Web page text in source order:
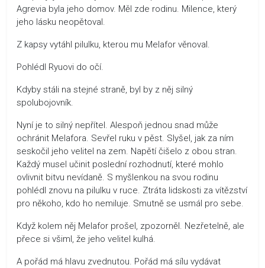
Agrevia byla jeho domov. Měl zde rodinu. Milence, který
jeho lásku neopětoval.
Z kapsy vytáhl pilulku, kterou mu Melafor věnoval.
Pohlédl Ryuovi do očí.
Kdyby stáli na stejné straně, byl by z něj silný
spolubojovník.
Nyní je to silný nepřítel. Alespoň jednou snad může
ochránit Melafora. Sevřel ruku v pěst. Slyšel, jak za ním
seskočil jeho velitel na zem. Napětí čišelo z obou stran.
Každý musel učinit poslední rozhodnutí, které mohlo
ovlivnit bitvu nevídaně. S myšlenkou na svou rodinu
pohlédl znovu na pilulku v ruce. Ztráta lidskosti za vítězství
pro někoho, kdo ho nemiluje. Smutně se usmál pro sebe.
Když kolem něj Melafor prošel, zpozorněl. Nezřetelně, ale
přece si všiml, že jeho velitel kulhá.
A pořád má hlavu zvednutou. Pořád má sílu vydávat